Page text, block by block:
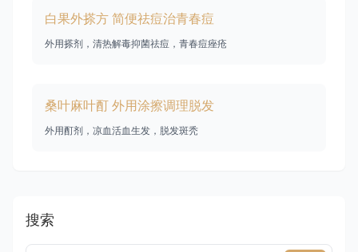
白果外搽方 简便祛痘治青春痘
外用搽剂，清热解毒抑菌祛痘，青春痘痤疮
桑叶麻叶酊 外用涂擦调理脱发
外用酊剂，凉血活血生发，脱发斑秃
搜索